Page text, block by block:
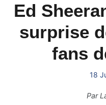
Ed
surprise
fans
18
Par